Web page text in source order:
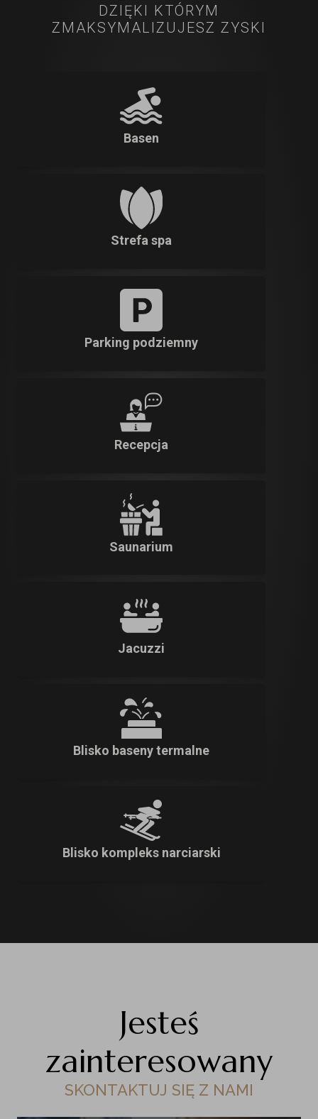
DZIĘKI KTÓRYM
ZMAKSYMALIZUJESZ ZYSKI
Basen
Strefa spa
Parking podziemny
Recepcja
Saunarium
Jacuzzi
Blisko baseny termalne
Blisko kompleks narciarski
Jesteś
zainteresowany
SKONTAKTUJ SIĘ Z NAMI